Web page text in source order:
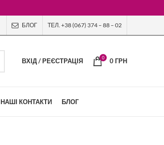
БЛОГ ТЕЛ. +38 (067) 374 – 88 – 02
ВХІД / РЕЄСТРАЦІЯ 0 0ГРН
НАШІ КОНТАКТИ БЛОГ